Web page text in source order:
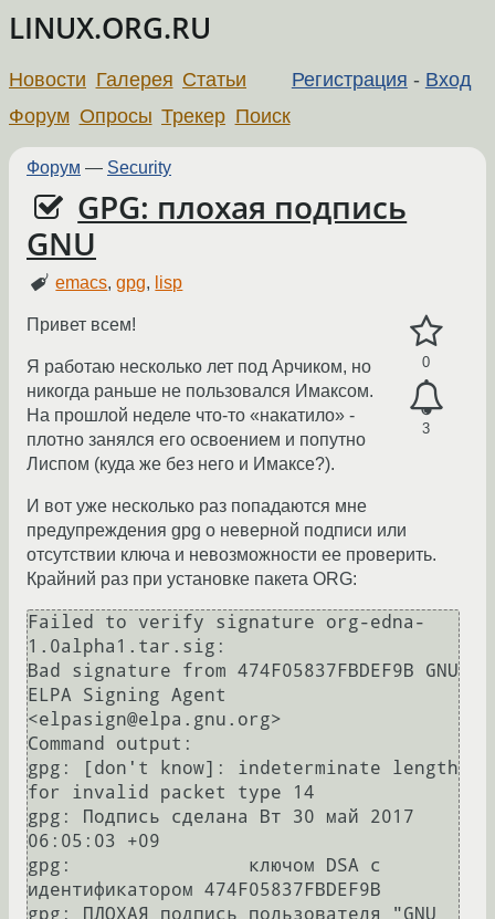
LINUX.ORG.RU
Регистрация - Вход
Новости Галерея Статьи
Форум Опросы Трекер Поиск
Форум — Security
GPG: плохая подпись
GNU
emacs,gpg, lisp
0
3
Привет всем!
Я работаю несколько лет под Арчиком, но
никогда раньше не пользовался Имаксом.
На прошлой неделе что-то «накатило» -
плотно занялся его освоением и попутно
Лиспом (куда же без него и Имаксе?).
И вот уже несколько раз попадаются мне
предупреждения gpg о неверной подписи или
отсутствии ключа и невозможности ее проверить.
Крайний раз при установке пакета ORG:
Failed to verify signature org-edna-
1.0alpha1.tar.sig:
Bad signature from 474F05837FBDEF9B GNU
ELPA Signing Agent
<elpasign@elpa.gnu.org>
Command output:
gpg: [don't know]: indeterminate length
for invalid packet type 14
gpg: Подпись сделана Вт 30 май 2017
06:05:03 +09
gpg:                ключом DSA с
идентификатором 474F05837FBDEF9B
gpg: ПЛОХАЯ подпись пользователя "GNU